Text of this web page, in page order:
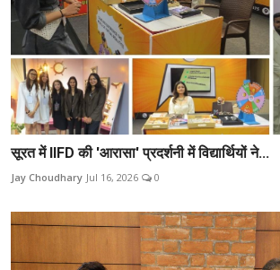
सूरत में IIFD की 'आरासा' प्रदर्शनी में विद्यार्थियों ने...
Jay Choudhary Jul 16, 2026 0